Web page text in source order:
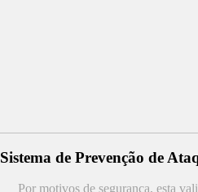
Sistema de Prevenção de
Por motivos de segurança, esta